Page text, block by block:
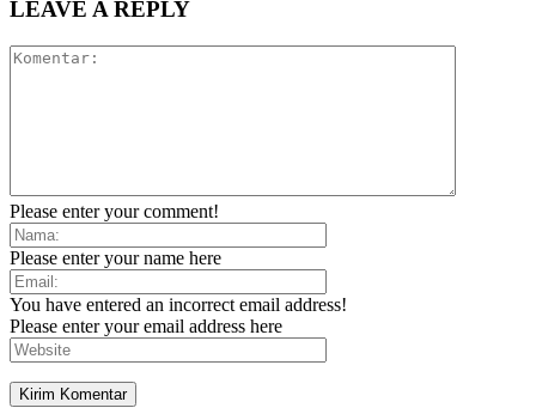
LEAVE A REPLY
Please enter your comment!
Please enter your name here
You have entered an incorrect email address!
Please enter your email address here